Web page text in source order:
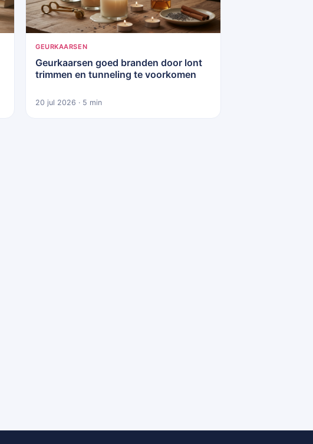
GEURKAARSEN
Geurkaarsen goed branden door lont
trimmen en tunneling te voorkomen
20 jul 2026 · 5 min